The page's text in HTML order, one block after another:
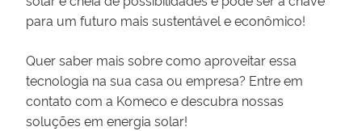
para um futuro mais sustentável e econômico!
Quer saber mais sobre como aproveitar essa
tecnologia na sua casa ou empresa? Entre em
contato com a Komeco e descubra nossas
soluções em energia solar!